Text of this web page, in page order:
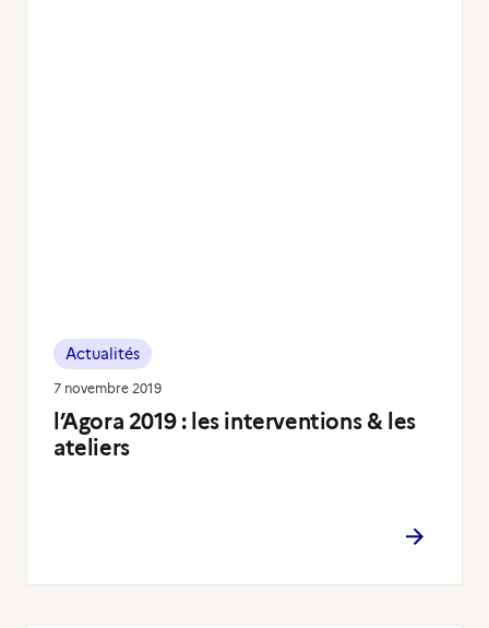
Actualités
7 novembre 2019
l’Agora 2019 : les interventions & les
ateliers